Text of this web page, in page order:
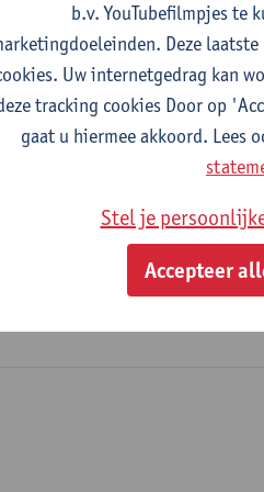
2026-2027 2025-
Systems Design
in de ontwerpwetenschappen:
Sciences: Course Catalogue
b.v. YouTubefilmpjes te
Deze
Uw internetgedrag kan
tracking cookies Door op
gaat u hiermee akkoord. Lees
Stel je
Accepteer